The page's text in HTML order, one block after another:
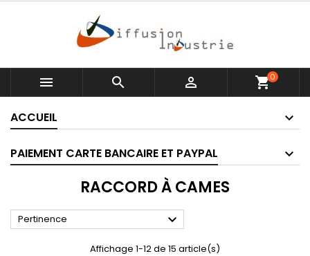
   shopping_cart0
ACCUEIL
PAIEMENT CARTE BANCAIRE ET PAYPAL
RACCORD À CAMES
Pertinence 
Affichage 1-12 de 15 article(s)